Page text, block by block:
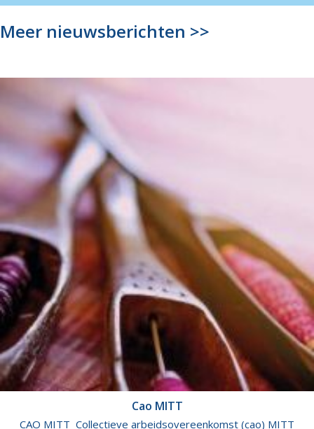
Meer nieuwsberichten >>
Cao MITT
CAO MITT Collectieve arbeidsovereenkomst (cao) MITT